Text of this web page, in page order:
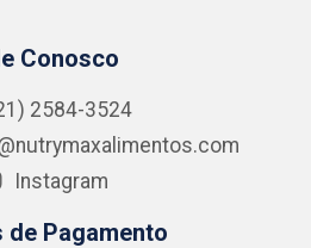
Conosco
2584-3524
Instagram
de Pagamento